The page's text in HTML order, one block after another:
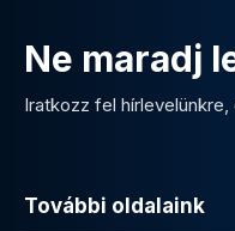
Ne maradj
Iratkozz fel
További oldalaink